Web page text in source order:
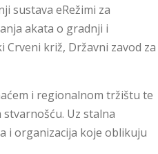
sustava eRežimi za
akata o gradnji i
križ, Državni zavod za
i regionalnom tržištu te
Uz stalna
i organizacija koje oblikuju